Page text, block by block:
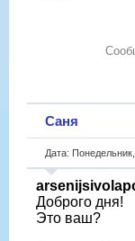
Саня
Дата:
Доброго дня!
Это ваш?